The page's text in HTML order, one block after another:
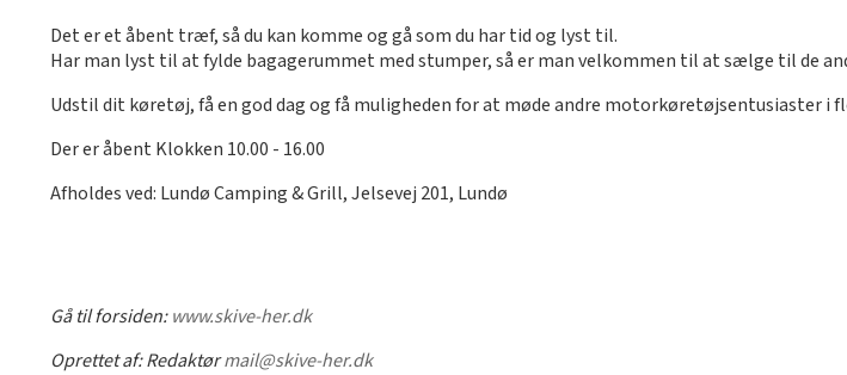
Det er et åbent træf, så du kan komme og gå som du har tid og lyst til.
Har man lyst til at fylde bagagerummet med stumper, så er man velkommen til at sælge til de
Udstil dit køretøj, få en god dag og få muligheden for at møde andre motorkøretøjsentusiaster i
Der er åbent Klokken 10.00 - 16.00
Afholdes ved: Lundø Camping & Grill, Jelsevej 201, Lundø
Gå til forsiden:www.skive-her.dk
Oprettet af:Redaktørmail@skive-her.dk